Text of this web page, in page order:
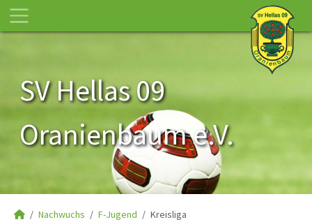
SV Hellas 09
Oranienbaum e.V.
Nachwuchs F-Jugend Kreisliga